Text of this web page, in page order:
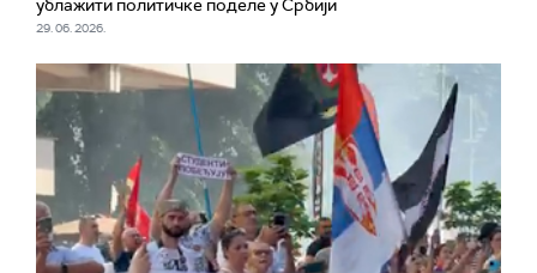
ублажити политичке поделе у Србији
29. 06. 2026.